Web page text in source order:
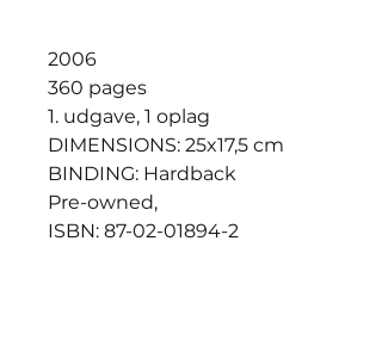
2006
360 pages
1. udgave, 1 oplag
DIMENSIONS: 25x17,5 cm
BINDING: Hardback
Pre-owned,
ISBN: 87-02-01894-2